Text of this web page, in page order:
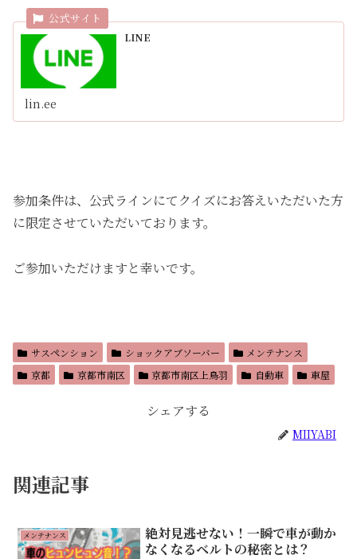
LINE
lin.ee
参加条件は、公式ラインにてクイズにお答えいただいた方
に限定させていただいております。
ご参加いただけますと幸いです。
サスペンション ショックアブソーバー
メンテナンス
京都
京都市南区 京都市南区上鳥羽 自動車 車屋
シェアする
MIIYABI
関連記事
メンテナンス
絶対見逃せない！一瞬で車が動か
なくなるベルトの秘密とは？